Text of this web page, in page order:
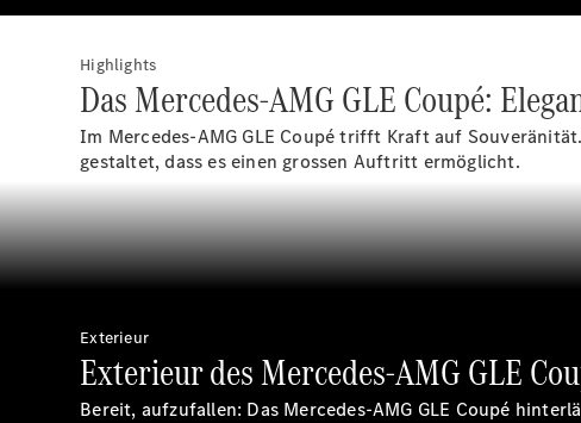
Highlights
Das Mercedes-AMG GLE Coupé:
Im Mercedes-AMG GLE Coupé trifft Kraft auf
gestaltet, dass es einen grossen Auftritt ermöglicht.
Exterieur
Exterieur des Mercedes-AMG GLE
Bereit, aufzufallen: Das Mercedes-AMG GLE Coupé